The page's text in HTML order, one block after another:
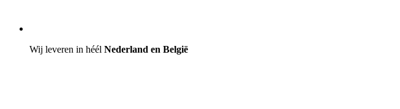
Wij leveren in héél Nederland en België